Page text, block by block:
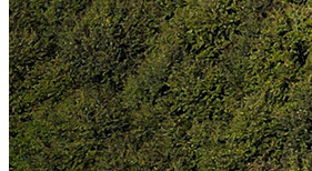
Ferienwohnungen
Fewo "Eichelhäher"
Fewo "Eisvogel"
Fewo "Buntspecht"
Shop
Kontakt